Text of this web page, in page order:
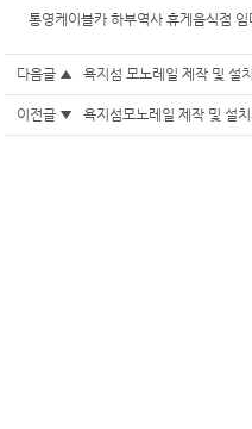
통영케이블카 하부역사 휴게음식점
다음글 ▲ 욕지섬 모노레일 제작 및 설
이전글 ▼ 욕지섬모노레일 제작 및 설